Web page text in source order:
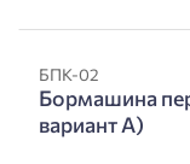
БПК-02
Бормашина
вариант А)